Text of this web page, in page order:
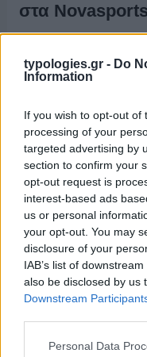
typologies.gr - Do
Information
If you wish to opt-out of
processing of your
targeted advertising by
section to confirm your
opt-out request is
interest-based ads
us or personal
your opt-out. You may
disclosure of your
IAB’s list of
also be disclosed by us
Downstream
Please note that this
Personal Data
στα Novasports
ΔΕΛΤΙΟ ΤΥΠΟΥ Το
Ολυμπιακός έρχεται το
Novasports,
ποδοσφαίρου με
«αιωνίων»
καναλιών της